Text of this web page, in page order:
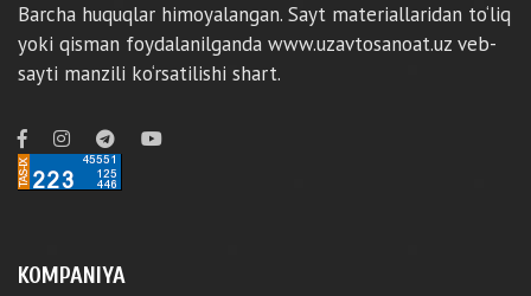
Barcha huquqlar himoyalangan. Sayt materiallaridan to‘liq
yoki qisman foydalanilganda www.uzavtosanoat.uz veb-
sayti manzili ko‘rsatilishi shart.
KOMPANIYA